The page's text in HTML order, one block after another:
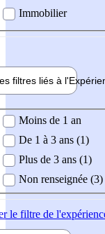
Immobilier
filtres liés à l'
demandée
Moins de 1 an
De 1 à 3 ans (1)
Plus de 3 ans (1)
Non renseignée (3)
le filtre de